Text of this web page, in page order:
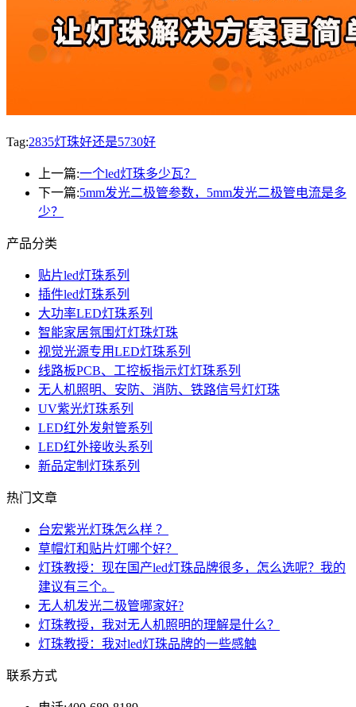
Tag:2835灯珠好还是5730好
上一篇:一个led灯珠多少瓦？
下一篇:5mm发光二极管参数，5mm发光二极管电流是多
少？
产品分类
贴片led灯珠系列
插件led灯珠系列
大功率LED灯珠系列
智能家居氛围灯灯珠灯珠
视觉光源专用LED灯珠系列
线路板PCB、工控板指示灯灯珠系列
无人机照明、安防、消防、铁路信号灯灯珠
UV紫光灯珠系列
LED红外发射管系列
LED红外接收头系列
新品定制灯珠系列
热门文章
台宏紫光灯珠怎么样 ？
草帽灯和贴片灯哪个好？
灯珠教授：现在国产led灯珠品牌很多，怎么选呢？我的
建议有三个。
无人机发光二极管哪家好?
灯珠教授，我对无人机照明的理解是什么？
灯珠教授：我对led灯珠品牌的一些感触
联系方式